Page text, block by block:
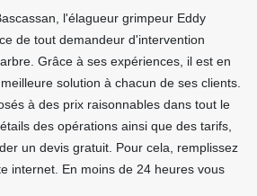
l'élagueur grimpeur Eddy
de tout demandeur d'intervention
Grâce à ses expériences, il est en
solution à chacun de ses clients.
à des prix raisonnables dans tout le
des opérations ainsi que des tarifs,
un devis gratuit. Pour cela, remplissez
internet. En moins de 24 heures vous